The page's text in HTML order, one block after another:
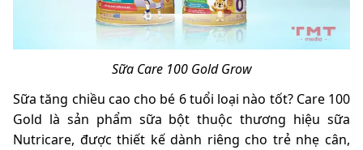
Sữa Care 100 Gold Grow
Sữa tăng chiều cao cho bé 6 tuổi loại nào tốt? Care 100
Gold là sản phẩm sữa bột thuộc thương hiệu sữa
Nutricare, được thiết kế dành riêng cho trẻ nhẹ cân,